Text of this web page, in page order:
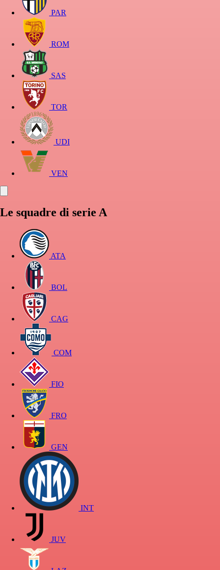
PAR
ROM
SAS
TOR
UDI
VEN
Le squadre di serie A
ATA
BOL
CAG
COM
FIO
FRO
GEN
INT
JUV